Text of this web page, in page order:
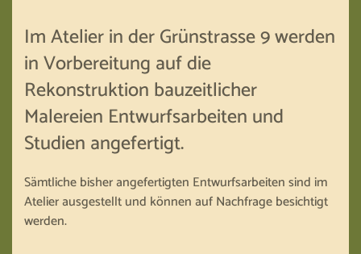
Im Atelier in der Grünstrasse 9 werden
in Vorbereitung auf die
Rekonstruktion bauzeitlicher
Malereien Entwurfs­arbeiten und
Studien angefertigt.
Sämtliche bisher angefertigten Entwurfsarbeiten sind im
Atelier ausgestellt und können auf Nachfrage besichtigt
werden.